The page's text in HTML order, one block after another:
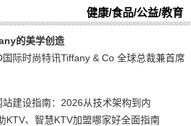
健康/食品/公益/教育
的美学创造
际时尚特讯Tiffany & Co 全球总裁兼首席
站建设指南：2026从技术架构到内
KTV、智慧KTV加盟哪家好全面指南